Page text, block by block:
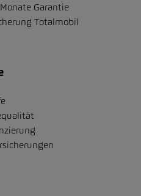
Garantie
Totalmobil